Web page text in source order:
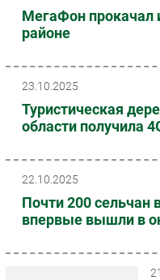
Outsourcing
Кадры
Безопасность
Здоровье
РАЗДЕЛЫ
МегаФон прокачал
районе
23.10.2025
Туристическая
области получила
22.10.2025
Почти 200 сельчан
впервые вышли в